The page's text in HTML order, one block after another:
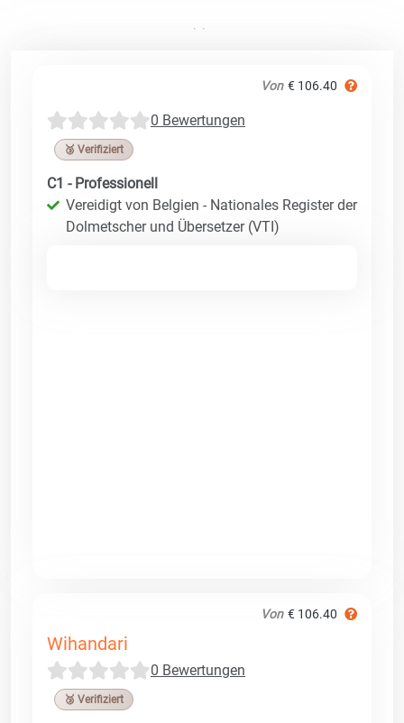
Von € 106.40
0 Bewertungen
🥉 Verifiziert
C1 - Professionell
Vereidigt von Belgien - Nationales Register der
Dolmetscher und Übersetzer (VTI)
Von € 106.40
Wihandari
0 Bewertungen
🥉 Verifiziert